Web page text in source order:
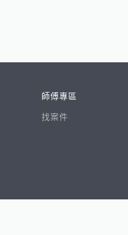
師傅專區
找案件